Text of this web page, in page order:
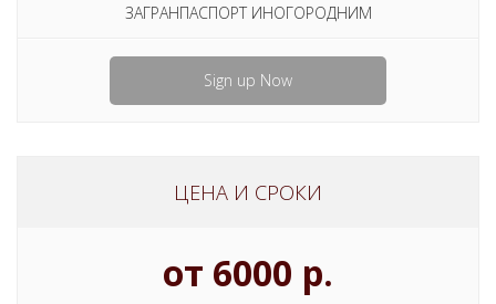
ЗАГРАНПАСПОРТ ИНОГОРОДНИМ
Sign up Now
ЦЕНА И СРОКИ
от 6000 р.